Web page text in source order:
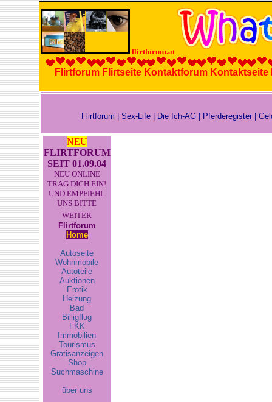
flirtforum.at
Flirtforum Flirtseite Kontaktforum
Flirtforum Sex-Life Die Ich-AG Pferderegister
NEU
FLIRTFORUM
SEIT 01.09.04
NEU ONLINE
TRAG DICH EIN!
UND EMPFIEHL
UNS BITTE
WEITER
Flirtforum
Home
Autoseite
Wohnmobile
Autoteile
Auktionen
Erotik
Heizung
Bad
Billigflug
FKK
Immobilien
Tourismus
Gratisanzeigen
Shop
Suchmaschine
über uns